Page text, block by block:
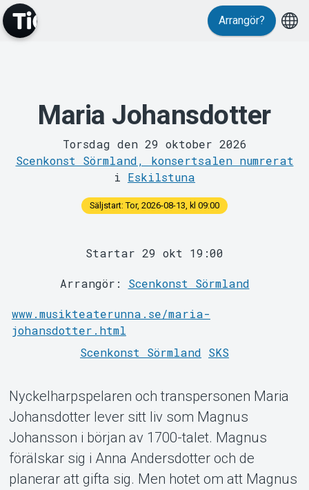
MyTickster
Om Tickster
Arrangör?
Maria Johansdotter
Torsdag den 29 oktober 2026
Scenkonst Sörmland, konsertsalen numrerat
i Eskilstuna
Säljstart: Tor, 2026-08-13, kl 09:00
Startar 29 okt 19:00
Arrangör: Scenkonst Sörmland
www.musikteaterunna.se/maria-
johansdotter.html
Scenkonst Sörmland SKS
Nyckelharpspelaren och transpersonen Maria
Johansdotter lever sitt liv som Magnus
Johansson i början av 1700-talet. Magnus
förälskar sig i Anna Andersdotter och de
planerar att gifta sig. Men hotet om att Magnus